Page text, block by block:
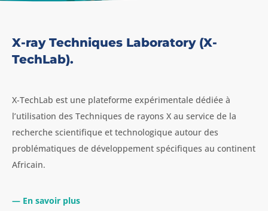
X-ray Techniques Laboratory (X-
TechLab).
X-TechLab est une plateforme expérimentale dédiée à
l’utilisation des Techniques de rayons X au service de la
recherche scientifique et technologique autour des
problématiques de développement spécifiques au continent
Africain.
— En savoir plus